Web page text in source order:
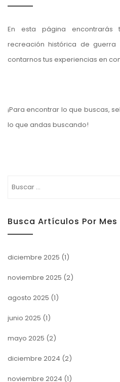
En esta página
recreación histórica de
contarnos tus experiencias en
¡Para encontrar lo que buscas,
lo que andas buscando!
Buscar:
Busca Artículos Por Mes
diciembre 2025 (1)
noviembre 2025 (2)
agosto 2025 (1)
junio 2025 (1)
mayo 2025 (2)
diciembre 2024 (2)
noviembre 2024 (1)